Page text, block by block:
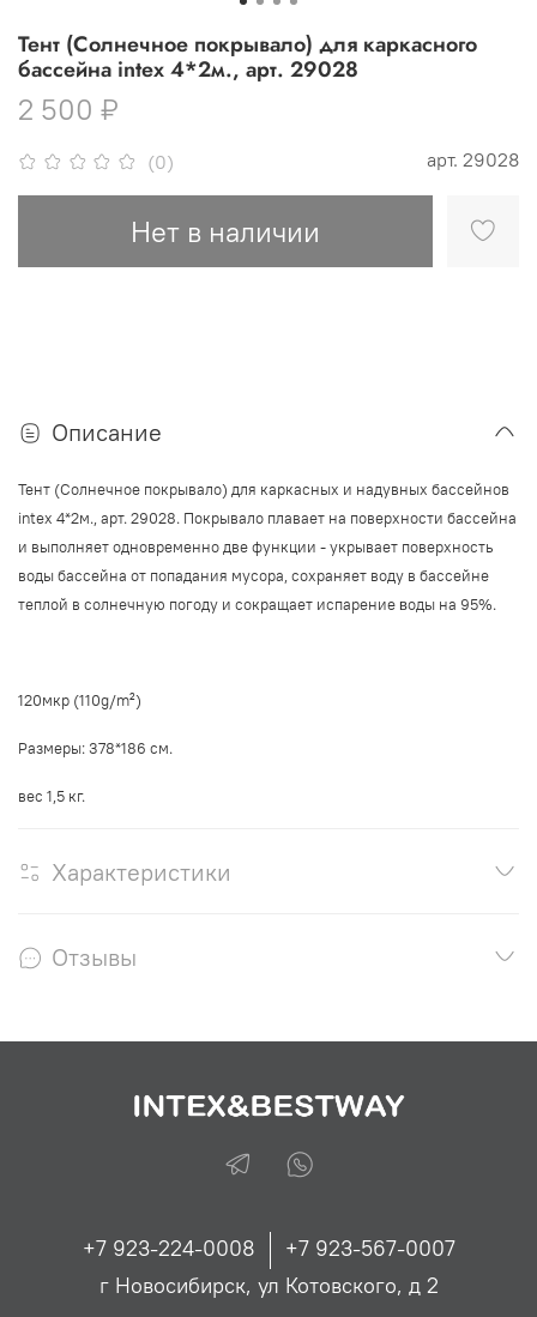
(0) арт. 29028
Тент (Солнечное покрывало) для каркасного
бассейна intex 4*2м., арт. 29028
2 500 ₽
Нет в наличии
Описание
Тент (Солнечное покрывало) для каркасных и надувных бассейнов
intex 4*2м., арт. 29028. Покрывало плавает на поверхности бассейна
и выполняет одновременно две функции - укрывает поверхность
воды бассейна от попадания мусора, сохраняет воду в бассейне
теплой в солнечную погоду и сокращает испарение воды на 95%.
120мкр (110g/m²)
Размеры: 378*186 см.
вес 1,5 кг.
Характеристики
Отзывы
+7 923-224-0008
+7 923-567-0007
г Новосибирск, ул Котовского, д 2